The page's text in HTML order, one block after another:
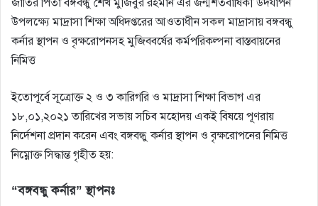
জাতির পিতা বঙ্গবন্ধু শেখ মুজিবুর রহমান এর জন্মশতবার্ষিকী উদযাপন
উপলক্ষ্যে মাদ্রাসা শিক্ষা অধিদপ্তরের আওতাধীন সকল মাদ্রাসায় বঙ্গবন্ধু
কর্নার স্থাপন ও বৃক্ষরােপনসহ মুজিববর্ষের কর্মপরিকল্পনা বাস্তবায়নের
নিমিত্ত
ইতোপূর্বে সূত্রোক্ত ২ ও ৩ কারিগরি ও মাদ্রাসা শিক্ষা বিভাগ এর
১৮,০১,২০২১ তারিখের সভায় সচিব মহােদয় একই বিষয়ে পূণরায়
নির্দেশনা প্রদান করেন এবং বঙ্গবন্ধু কর্নার স্থাপন ও বৃক্ষরােপনের নিমিত্ত
নিম্নোক্ত সিদ্ধান্ত গৃহীত হয়:
“বঙ্গবন্ধু কর্নার” স্থাপনঃ